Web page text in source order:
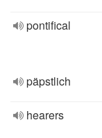
pontifical
päpstlich
hearers